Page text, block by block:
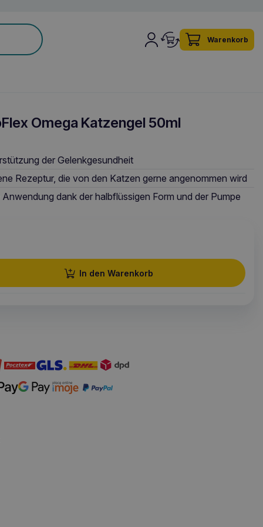
Warenkorb
Omega Katzengel 50ml
der Gelenkgesundheit
Rezeptur, die von den Katzen gerne angenommen wird
dank der halbflüssigen Form und der Pumpe
In den Warenkorb